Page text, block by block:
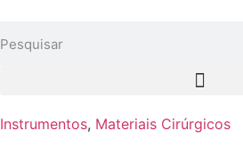
Instrumentos, Materiais Cirúrgicos